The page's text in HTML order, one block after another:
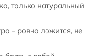
только натуральный
– ровно ложится, не